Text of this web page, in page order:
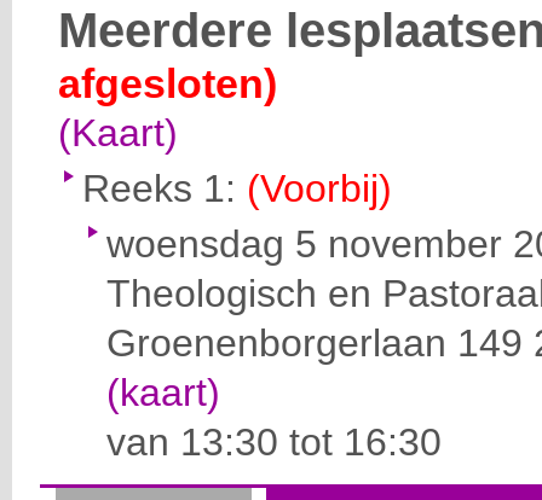
Meerdere
afgesloten)
(Kaart)
Reeks 1: (Voorbij)
woensdag 5 november
Theologisch en
Groenenborgerlaan 149
(kaart)
van 13:30 tot 16:30